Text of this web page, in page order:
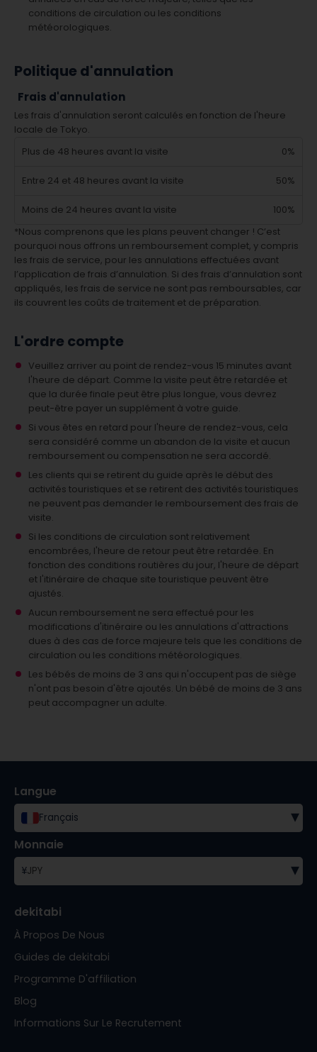
conditions de circulation ou les conditions
météorologiques.
Politique d'annulation
Frais d'annulation
Les frais d'annulation seront calculés en fonction de l'heure
locale de Tokyo.
Plus de 48 heures avant la visite
0%
Entre 24 et 48 heures avant la visite 50%
Moins de 24 heures avant la visite
100%
*Nous comprenons que les plans peuvent changer ! C’est
pourquoi nous offrons un remboursement complet, y compris
les frais de service, pour les annulations effectuées avant
l’application de frais d’annulation. Si des frais d’annulation sont
appliqués, les frais de service ne sont pas remboursables, car
ils couvrent les coûts de traitement et de préparation.
L'ordre compte
Veuillez arriver au point de rendez-vous 15 minutes avant
l'heure de départ. Comme la visite peut être retardée et
que la durée finale peut être plus longue, vous devrez
peut-être payer un supplément à votre guide.
Si vous êtes en retard pour l'heure de rendez-vous, cela
sera considéré comme un abandon de la visite et aucun
remboursement ou compensation ne sera accordé.
Les clients qui se retirent du guide après le début des
activités touristiques et se retirent des activités touristiques
ne peuvent pas demander le remboursement des frais de
visite.
Si les conditions de circulation sont relativement
encombrées, l'heure de retour peut être retardée. En
fonction des conditions routières du jour, l'heure de départ
et l'itinéraire de chaque site touristique peuvent être
ajustés.
Aucun remboursement ne sera effectué pour les
modifications d'itinéraire ou les annulations d'attractions
dues à des cas de force majeure tels que les conditions de
circulation ou les conditions météorologiques.
Les bébés de moins de 3 ans qui n'occupent pas de siège
n'ont pas besoin d'être ajoutés. Un bébé de moins de 3 ans
peut accompagner un adulte.
Langue
Français ▾
Monnaie
¥JPY ▾
dekitabi
À Propos De Nous
Guides de dekitabi
Programme D'affiliation
Blog
Informations Sur Le Recrutement